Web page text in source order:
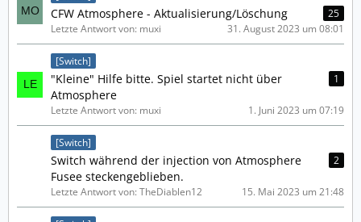
CFW Atmosphere - Aktualisierung/Löschung
25
Letzte Antwort von: muxi
31. August 2023 um 08:01
[Switch]
"Kleine" Hilfe bitte. Spiel startet nicht über
Atmosphere
1
Letzte Antwort von: muxi 1. Juni 2023 um 07:19
[Switch]
Switch während der injection von Atmosphere
Fusee steckengeblieben.
2
Letzte Antwort von: TheDiablen12 15. Mai 2023 um 21:48